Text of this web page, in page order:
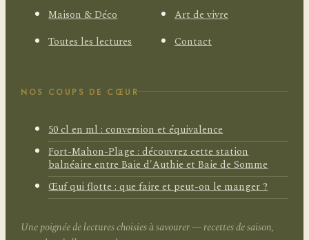
Maison & Déco
Art de vivre
Toutes les lectures
Contact
NOS COUPS DE CŒUR
50 cl en ml : conversion et équivalence
Fort-Mahon-Plage : découvrez cette station
balnéaire entre Baie d'Authie et Baie de Somme
Œuf qui flotte : que faire et peut-on le manger ?
Une poignée de lectures choisies à savourer — recettes de saison,